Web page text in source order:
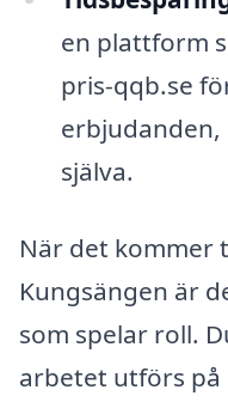
en plattform
pris-qqb.se
erbjudanden,
själva.
När det kommer
Kungsängen är
som spelar roll.
arbetet utförs